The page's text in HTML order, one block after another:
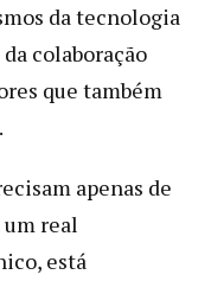
da tecnologia
colaboração
que também
apenas de
real
está